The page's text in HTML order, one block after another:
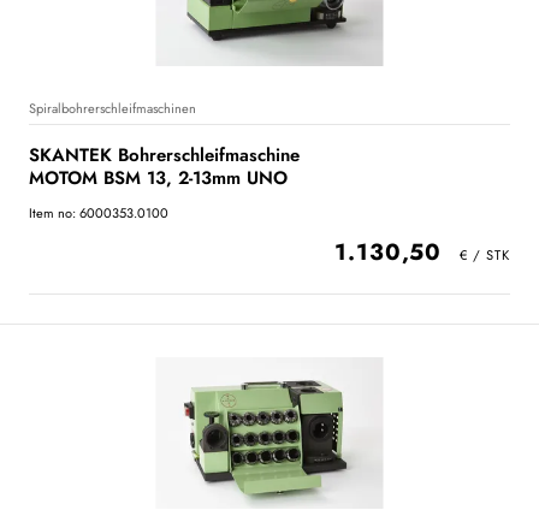
Spiralbohrerschleifmaschinen
SKANTEK Bohrerschleifmaschine
MOTOM BSM 13, 2-13mm UNO
Item no: 6000353.0100
1.130,50